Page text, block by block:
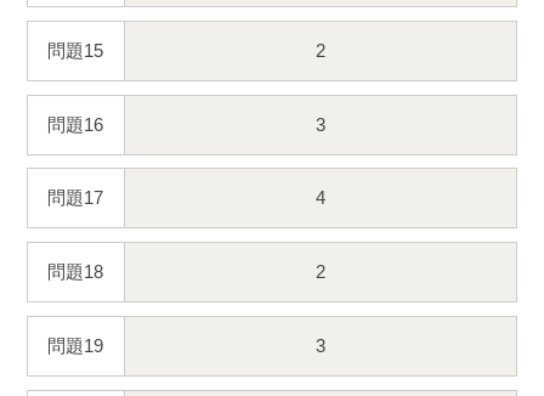
問題15 2
問題16 3
問題17 4
問題18 2
問題19 3